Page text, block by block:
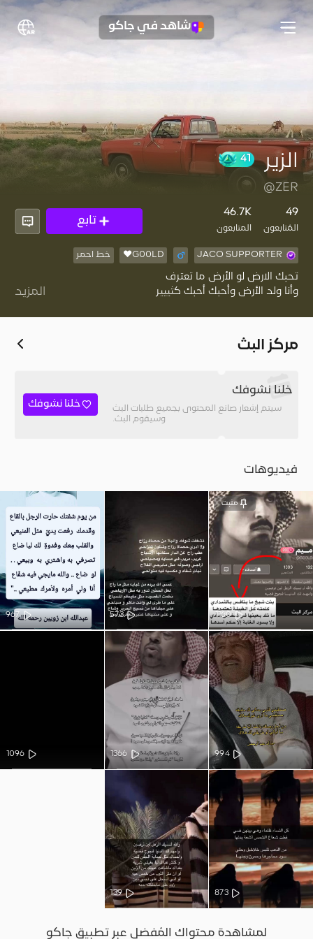
شاهد في جاكو
الزير
41
@ZER
49
المُتابعون
46.7K
المتابعون
تابع
JACO SUPPORTER
G00LD♥️ خط احمر
تحبك الارض لو الأرض ما تعترف
المزيد
مركز البث
خلنا نشوفك
سيتم إشعار صانع المحتوى بجميع طلبات البث
وسيقوم البث.
خلنا نشوفك
فيديوهات
1160
مثبت
573
967
994
1366
1096
873
139
لمشاهدة محتواك المُفضل عبر تطبيق جاكو